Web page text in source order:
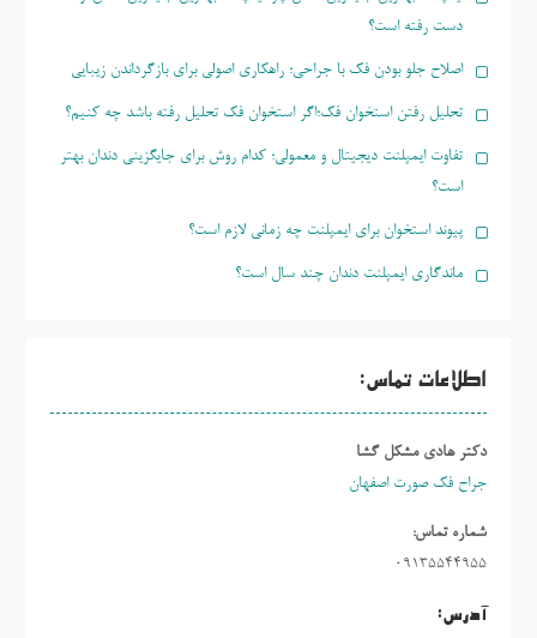
دست رفته است؟
اصلاح جلو بودن فک با جراحی؛ راهکاری اصولی برای بازگرداندن زیبایی
تحلیل رفتن استخوان فک؛اگر استخوان فک تحلیل رفته باشد چه کنیم؟
تفاوت ایمپلنت دیجیتال و معمولی؛ کدام روش برای جایگزینی دندان بهتر
است؟
پیوند استخوان برای ایمپلنت چه زمانی لازم است؟
ماندگاری ایمپلنت دندان چند سال است؟
اطلاعات تماس:
دکتر هادی مشکل گشا
جراح فک صورت اصفهان
شماره تماس:
09135544955
آدرس: